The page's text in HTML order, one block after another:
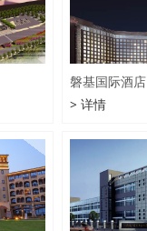
磐基国际酒店
> 详情